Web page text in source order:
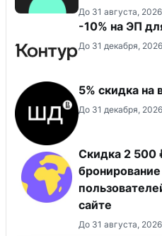
До 31 августа, 2026
-10% на ЭП
До 31 декабря, 2026
5% скидка на
До 31 декабря, 2026
Скидка 2 500
сайте
До 31 августа, 2026